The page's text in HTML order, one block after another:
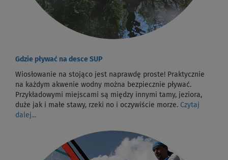
Gdzie pływać na desce SUP
Wiosłowanie na stojąco jest naprawdę proste! Praktycznie
na każdym akwenie wodny można bezpiecznie pływać.
Przykładowymi miejscami są między innymi tamy, jeziora,
duże jak i małe stawy, rzeki no i oczywiście morze. Czytaj
dalej...